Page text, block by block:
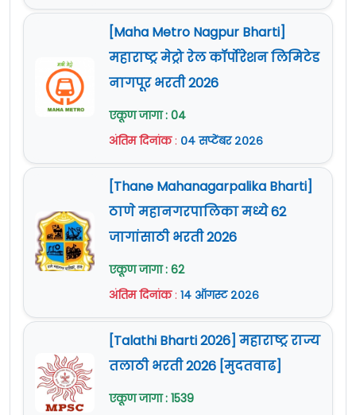
[Maha Metro Nagpur Bharti]
महाराष्ट्र मेट्रो रेल कॉर्पोरेशन लिमिटेड
नागपूर भरती 2026
एकूण जागा : 04
अंतिम दिनांक: ०४ सप्टेंबर २०२६
[Thane Mahanagarpalika Bharti]
ठाणे महानगरपालिका मध्ये 62
जागांसाठी भरती 2026
एकूण जागा : 62
अंतिम दिनांक: १४ ऑगस्ट २०२६
[Talathi Bharti 2026] महाराष्ट्र राज्य
तलाठी भरती 2026 [मुदतवाढ]
एकूण जागा : 1539